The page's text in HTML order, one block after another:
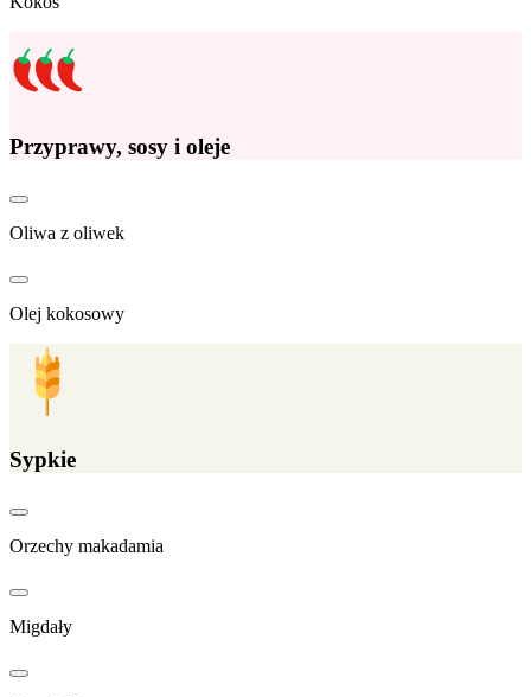
Przyprawy, sosy i oleje
Oliwa z oliwek
Olej kokosowy
Sypkie
Orzechy makadamia
Migdały